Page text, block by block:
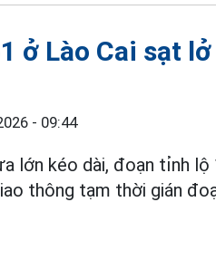
ở Lào Cai sạt
- 09:44
lớn kéo dài, đoạn tỉnh
thông tạm thời gián